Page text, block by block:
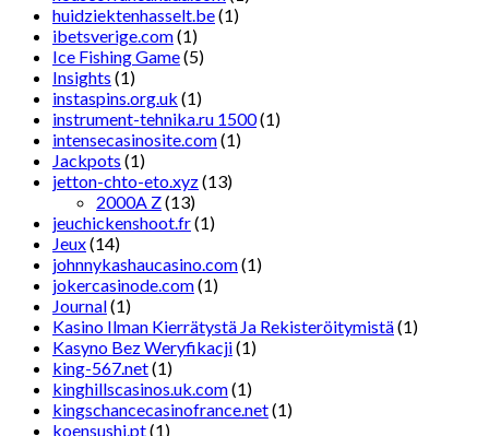
huidziektenhasselt.be(1)
ibetsverige.com(1)
Ice Fishing Game(5)
Insights (1)
instaspins.org.uk (1)
instrument-tehnika.ru 1500(1)
intensecasinosite.com(1)
Jackpots (1)
jetton-chto-eto.xyz(13)
2000A Z(13)
jeuchickenshoot.fr(1)
Jeux(14)
johnnykashaucasino.com(1)
jokercasinode.com(1)
Journal(1)
Kasino Ilman Kierrätystä Ja Rekisteröitymistä(1)
Kasyno Bez Weryfikacji(1)
king-567.net(1)
kinghillscasinos.uk.com(1)
kingschancecasinofrance.net(1)
koensushi.pt(1)